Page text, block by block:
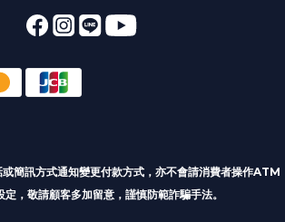
簡訊方式通知變更付款方式 ，亦不會請消費者操作ATM
定，敬請顧客多加留意，謹慎防範詐騙手法。